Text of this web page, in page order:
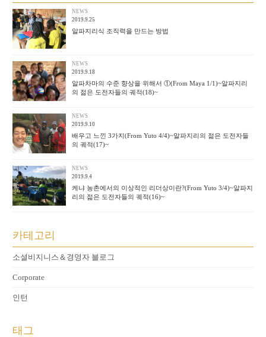
NEWS
2019.9.25
알파지리식 조직력을 만드는 방법
NEWS
2019.9.18
알파차마의 수준 향상을 위해서 ①(From Maya 1/1)~알파지리
의 젊은 도전자들의 궤적(18)~
NEWS
2019.9.10
배우고 느낀 3가지(From Yuto 4/4)~알파지리의 젊은 도전자들
의 궤적(17)~
NEWS
2019.9.4
케냐 농촌에서의 이상적인 리더상이란?(From Yuto 3/4)~알파지
리의 젊은 도전자들의 궤적(16)~
카테고리
소셜비지니스＆경영자 블로그
Corporate
인턴
태그